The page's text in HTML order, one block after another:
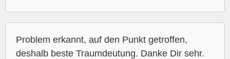
Problem erkannt, auf den Punkt getroffen,
deshalb beste Traumdeutung. Danke Dir sehr.